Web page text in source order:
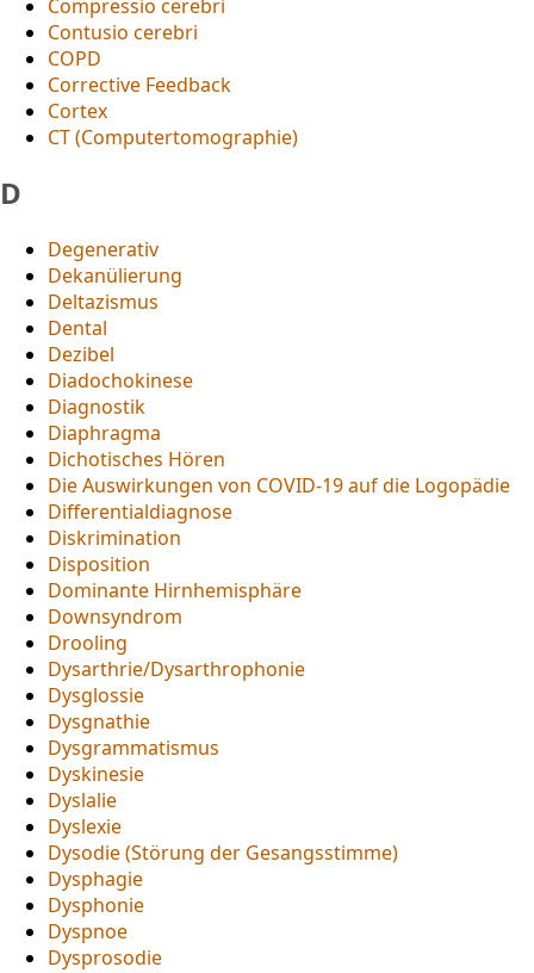
Compressio cerebri
Contusio cerebri
COPD
Corrective Feedback
Cortex
CT (Computertomographie)
D
Degenerativ
Dekanülierung
Deltazismus
Dental
Dezibel
Diadochokinese
Diagnostik
Diaphragma
Dichotisches Hören
Die Auswirkungen von COVID-19 auf die Logopädie
Differentialdiagnose
Diskrimination
Disposition
Dominante Hirnhemisphäre
Downsyndrom
Drooling
Dysarthrie/Dysarthrophonie
Dysglossie
Dysgnathie
Dysgrammatismus
Dyskinesie
Dyslalie
Dyslexie
Dysodie (Störung der Gesangsstimme)
Dysphagie
Dysphonie
Dyspnoe
Dysprosodie